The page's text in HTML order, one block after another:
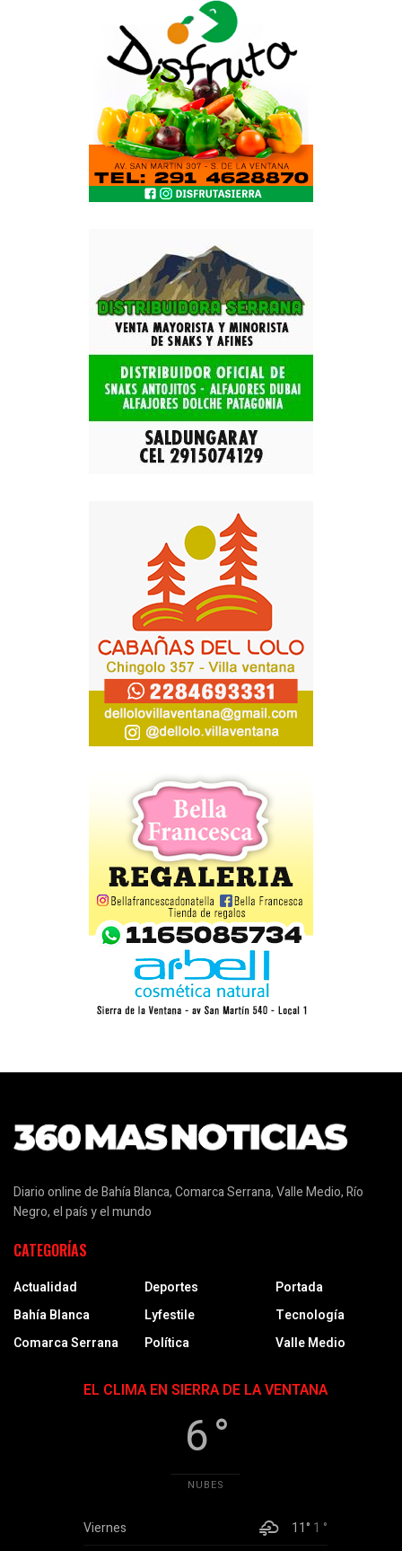
Diario online de Bahía Blanca, Comarca Serrana, Valle Medio, Río
Negro, el país y el mundo
CATEGORÍAS
Actualidad
Bahía Blanca
Comarca Serrana
Deportes
Lyfestile
Política
Portada
Tecnología
Valle Medio
EL CLIMA EN SIERRA DE LA VENTANA
6 °
NUBES
Viernes 11° 1 °